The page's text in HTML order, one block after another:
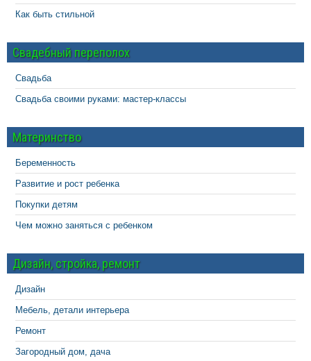
Как быть стильной
Свадебный переполох
Свадьба
Свадьба своими руками: мастер-классы
Материнство
Беременность
Развитие и рост ребенка
Покупки детям
Чем можно заняться с ребенком
Дизайн, стройка, ремонт
Дизайн
Мебель, детали интерьера
Ремонт
Загородный дом, дача